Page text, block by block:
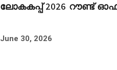
ലോകകപ്പ് 2026 റൗണ്ട്
June 30, 2026